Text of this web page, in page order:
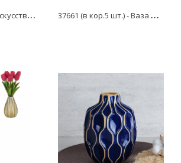
7
58699 Ваза для искусственных цветов, L16 W12 H35 см 3
7661 (в кор.5 шт.) - Ваза настольная Парус, белая, матовая (без упаковки)